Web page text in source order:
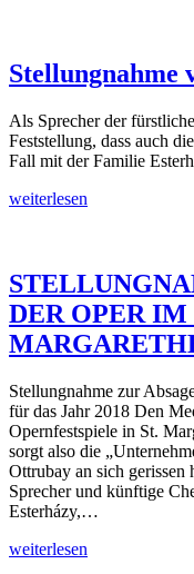
II.
Rudolf
de
Galántha
(1936–
2025)
Stellungnahme
Als Sprecher der
Feststellung, dass auch
Fall mit der Familie
Stellungnahme
Esterházy
weiterlesen
DER OPER IM
Stellungnahme zur
für das Jahr 2018 Den
Opernfestspiele in St.
sorgt also die
Ottrubay an sich gerissen
Sprecher und künftige
Esterházy,…
STELLUNGNAHME
weiterlesen